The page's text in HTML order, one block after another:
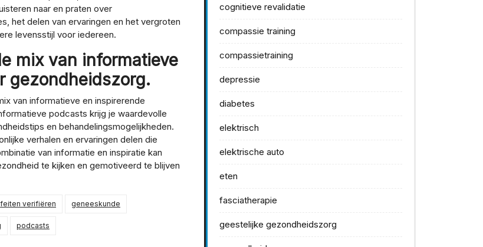
naar en praten over
het delen van ervaringen en het vergroten
levensstijl voor iedereen.
mix van informatieve
gezondheidszorg.
van informatieve en inspirerende
podcasts krijg je waardevolle
en behandelingsmogelijkheden.
verhalen en ervaringen delen die
van informatie en inspiratie kan
te kijken en gemotiveerd te blijven
feiten verifiëren geneeskunde
podcasts
cognitieve revalidatie
compassie training
compassietraining
depressie
diabetes
elektrisch
elektrische auto
eten
fasciatherapie
geestelijke gezondheidszorg